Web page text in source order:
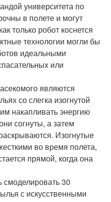
университета по
в полете и могут
только робот коснется
технологии могли бы
идеальными
или
являются
со слегка изогнутой
накапливать энергию
согнуты, а затем
Изогнутые
во время полета,
прямой, когда она
30
с искусственными